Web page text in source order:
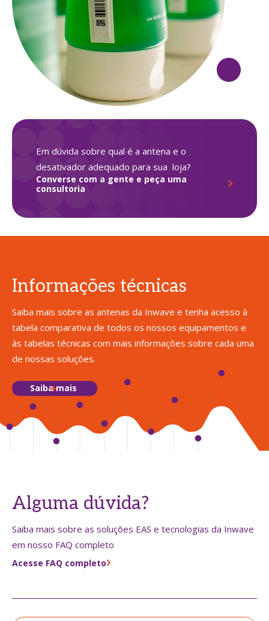
Em dúvida sobre qual é a antena e o
desativador adequado para sua loja?
Converse com a gente e peça uma
consultoria
Informações técnicas
Saiba mais sobre as antenas da Inwave e tenha acesso à
tabela comparativa de todos os nossos equipamentos e
às tabelas técnicas com mais informações sobre cada uma
de nossas soluções.
Saiba mais
Alguma dúvida?
Saiba mais sobre as soluções EAS e tecnologias da Inwave
em nosso FAQ completo
Acesse FAQ completo